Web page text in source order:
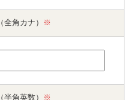
角カナ） ※
半角英数） ※